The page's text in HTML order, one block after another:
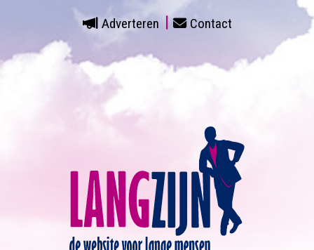
Adverteren Contact